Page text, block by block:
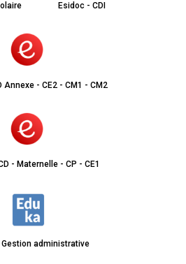
Esidoc - CDI
Annexe - CE2 - CM1 - CM2
- Maternelle - CP - CE1
Gestion administrative